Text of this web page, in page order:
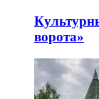
ворота»